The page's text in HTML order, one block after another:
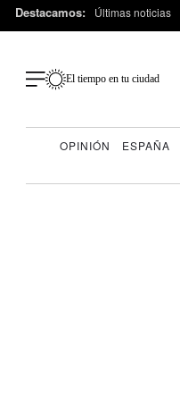
Destacamos: Últimas noticias
El tiempo en tu ciudad
OPINIÓN ESPAÑA